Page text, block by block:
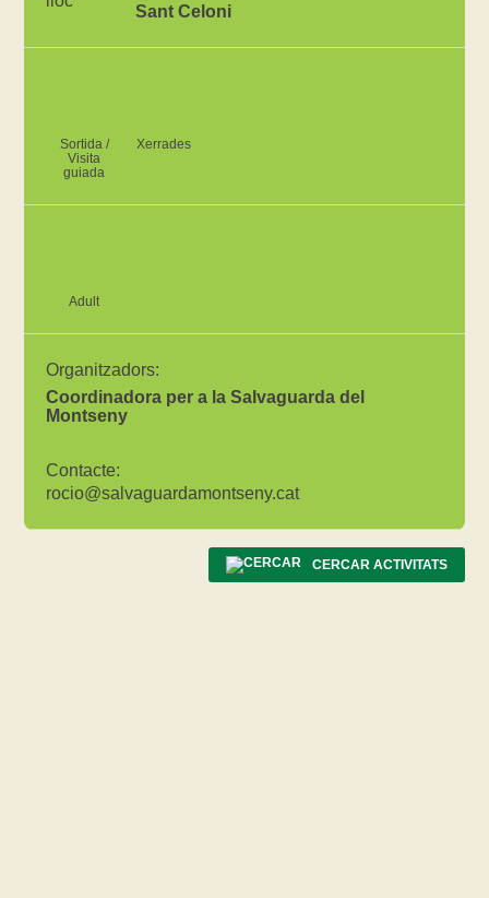
Sant Celoni
Sortida /
Visita
guiada
Xerrades
Adult
Organitzadors:
Coordinadora per a la Salvaguarda del
Montseny
Contacte:
rocio@salvaguardamontseny.cat
CERCAR ACTIVITATS